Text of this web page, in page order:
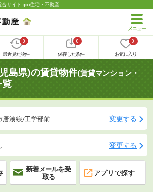
合サイト goo住宅・不動産
0
最近見た物件
0
保存した条件
0
お気に入り
島県)の賃貸物件(賃貸マンション・
覧
唐湊線/工学部前 変更する
変更する
新着メールを受
取る
アプリで探す